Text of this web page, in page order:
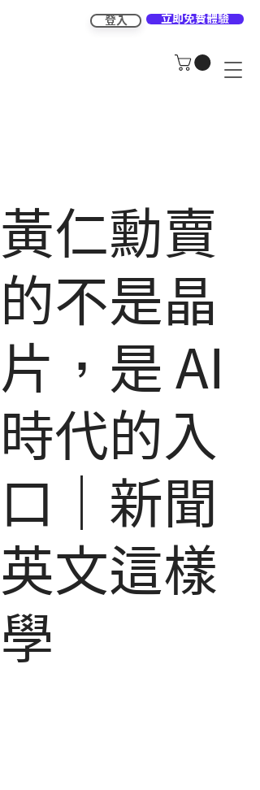
登入 立即免費體驗
黃仁勳賣
的不是晶
片，是 AI
時代的入
口｜新聞
英文這樣
學